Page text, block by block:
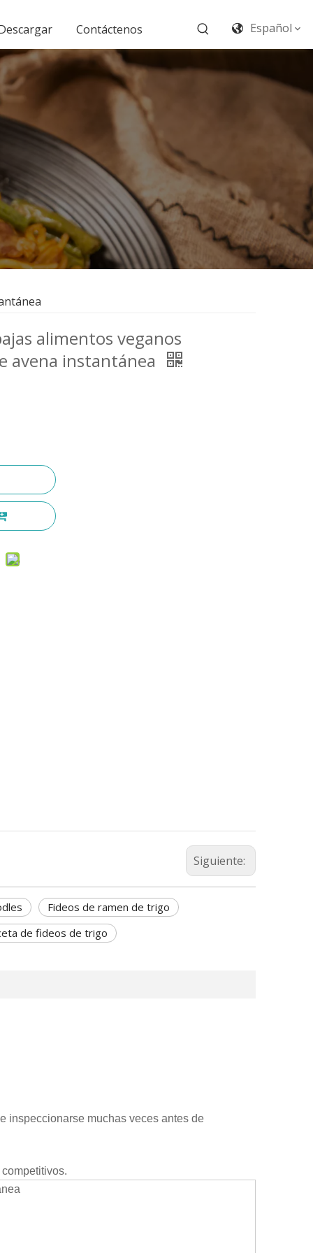
Contáctenos Español
alimentos veganos
avena instantánea
Siguiente:
Fideos de ramen de trigo
de fideos de trigo
inspeccionarse muchas veces antes de